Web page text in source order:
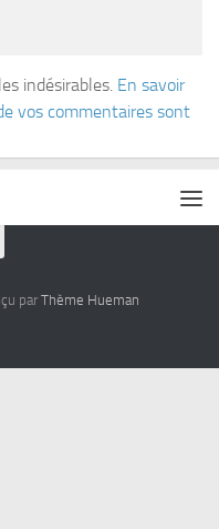
indésirables. En savoir
vos commentaires sont
par Thème Hueman